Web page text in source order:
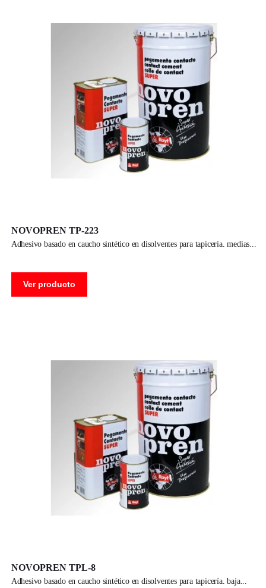
NOVOPREN TP-223
adhesivo basado en caucho sintético en disolventes para tapicería. medias
Ver producto
NOVOPREN TPL-8
adhesivo basado en caucho sintético en disolventes para tapicería. baja